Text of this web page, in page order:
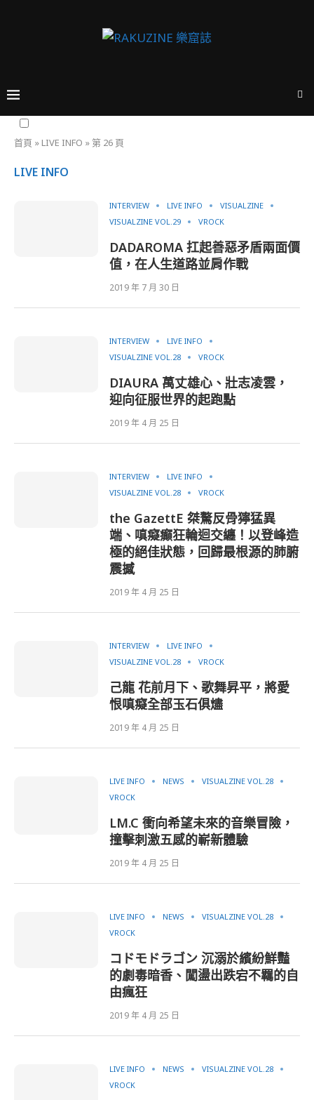
首頁 » LIVE INFO » 第 26 頁
LIVE INFO
INTERVIEW LIVE INFO
VISUALZINE
VISUALZINE VOL.29
VROCK
DADAROMA 扛起善惡矛盾兩面價
值，在人生道路並肩作戰
2019 年 7 月 30 日
INTERVIEW
LIVE INFO
VISUALZINE VOL.28
VROCK
DIAURA 萬丈雄心、壯志凌雲，
迎向征服世界的起跑點
2019 年 4 月 25 日
INTERVIEW
LIVE INFO
VISUALZINE VOL.28
VROCK
the GazettE 桀驁反骨獰猛異
端、嗔癡癲狂輪迴交纏！以登峰造
極的絕佳狀態，回歸最根源的肺腑
震撼
2019 年 4 月 25 日
INTERVIEW
LIVE INFO
VISUALZINE VOL.28
VROCK
己龍 花前月下、歌舞昇平，將愛
恨嗔癡全部玉石俱燼
2019 年 4 月 25 日
LIVE INFO NEWS
VISUALZINE VOL.28
VROCK
LM.C 衝向希望未來的音樂冒險，
撞擊刺激五感的嶄新體驗
2019 年 4 月 25 日
LIVE INFO NEWS
VISUALZINE VOL.28
VROCK
コドモドラゴン 沉溺於繽紛鮮豔
的劇毒暗香、闖盪出跌宕不羈的自
由瘋狂
2019 年 4 月 25 日
LIVE INFO NEWS
VISUALZINE VOL.28
VROCK